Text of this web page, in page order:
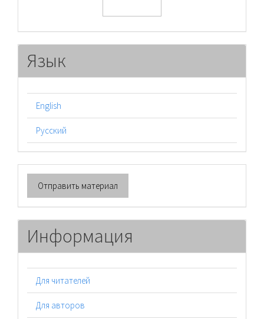
Язык
English
Русский
Отправить
материал
Отправить материал
Информация
Для читателей
Для авторов